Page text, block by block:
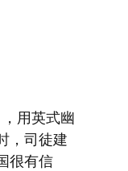
用英式幽
，司徒建
很有信